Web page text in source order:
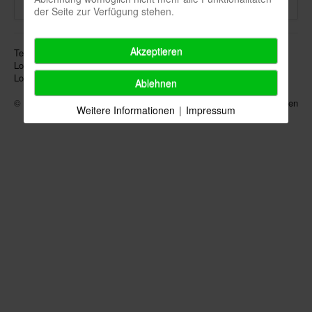
Termine
Login
Login Mitgliedsvereine
Nach oben
© 2026 www.kneippbund-saarland.de
der Seite zur Verfügung stehen.
Akzeptieren
Ablehnen
Weitere Informationen | Impressum